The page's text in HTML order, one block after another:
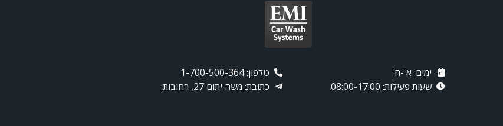
ימים: א'-ה'
שעות פעילות: 08:00-17:00
טלפון: 1-700-500-364
כתובת: משה יתום 27, רחובות